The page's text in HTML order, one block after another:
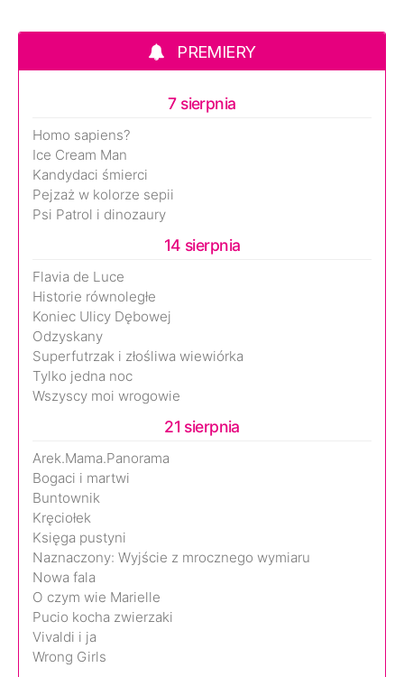
PREMIERY
7 sierpnia
Homo sapiens?
Ice Cream Man
Kandydaci śmierci
Pejzaż w kolorze sepii
Psi Patrol i dinozaury
14 sierpnia
Flavia de Luce
Historie równoległe
Koniec Ulicy Dębowej
Odzyskany
Superfutrzak i złośliwa wiewiórka
Tylko jedna noc
Wszyscy moi wrogowie
21 sierpnia
Arek.Mama.Panorama
Bogaci i martwi
Buntownik
Kręciołek
Księga pustyni
Naznaczony: Wyjście z mrocznego wymiaru
Nowa fala
O czym wie Marielle
Pucio kocha zwierzaki
Vivaldi i ja
Wrong Girls